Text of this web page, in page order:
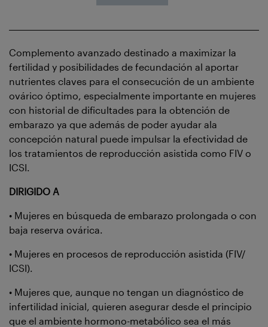
Complemento avanzado destinado a maximizar la
fertilidad y posibilidades de fecundación al aportar
nutrientes claves para el consecución de un ambiente
ovárico óptimo, especialmente importante en mujeres
con historial de dificultades para la obtención de
embarazo ya que además de poder ayudar ala
concepción natural puede impulsar la efectividad de
los tratamientos de reproducción asistida como FIV o
ICSI.
DIRIGIDO A
• Mujeres en búsqueda de embarazo prolongada o con
baja reserva ovárica.
• Mujeres en procesos de reproducción asistida (FIV/
ICSI).
• Mujeres que, aunque no tengan un diagnóstico de
infertilidad inicial, quieren asegurar desde el principio
que el ambiente hormono-metabólico sea el más